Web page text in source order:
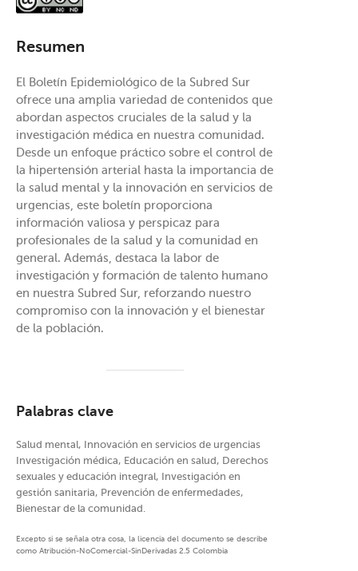
Resumen
El Boletín Epidemiológico de la Subred Sur
ofrece una amplia variedad de contenidos que
abordan aspectos cruciales de la salud y la
investigación médica en nuestra comunidad.
Desde un enfoque práctico sobre el control de
la hipertensión arterial hasta la importancia de
la salud mental y la innovación en servicios de
urgencias, este boletín proporciona
información valiosa y perspicaz para
profesionales de la salud y la comunidad en
general. Además, destaca la labor de
investigación y formación de talento humano
en nuestra Subred Sur, reforzando nuestro
compromiso con la innovación y el bienestar
de la población.
Palabras clave
Salud mental, Innovación en servicios de urgencias
Investigación médica, Educación en salud, Derechos
sexuales y educación integral, Investigación en
gestión sanitaria, Prevención de enfermedades,
Bienestar de la comunidad.
Excepto si se señala otra cosa, la licencia del documento se describe
como Atribución-NoComercial-SinDerivadas 2.5 Colombia